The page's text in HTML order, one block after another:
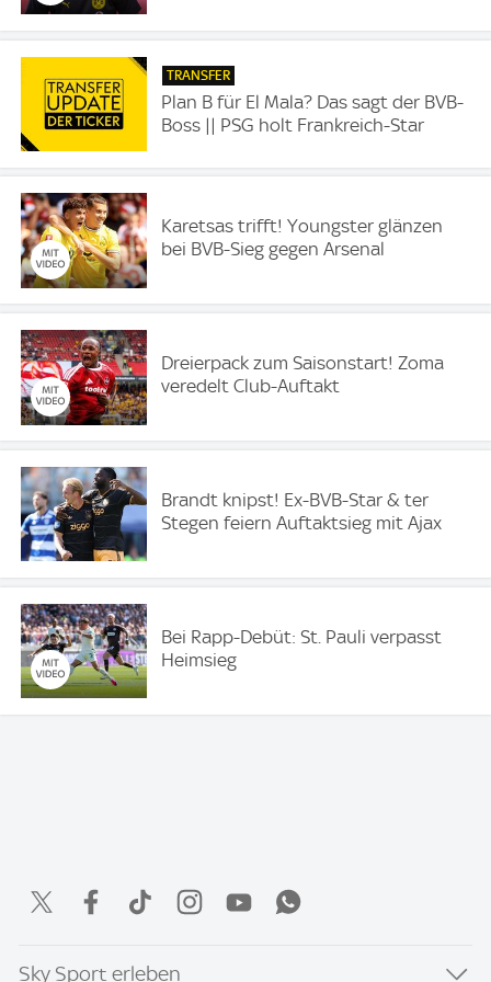
TRANSFER
Plan B für El Mala? Das sagt der BVB-
Boss || PSG holt Frankreich-Star
Karetsas trifft! Youngster glänzen
bei BVB-Sieg gegen Arsenal
Dreierpack zum Saisonstart! Zoma
veredelt Club-Auftakt
Brandt knipst! Ex-BVB-Star & ter
Stegen feiern Auftaktsieg mit Ajax
Bei Rapp-Debüt: St. Pauli verpasst
Heimsieg
Sky Sport erleben